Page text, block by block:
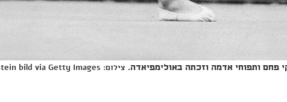
ותפוחי אדמה וזכתה באולימפיאדה. צילום: ullstein bild via Getty Images